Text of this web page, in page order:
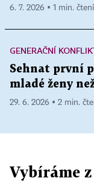
6. 7. 2026 ▪ 1 min. čtení
GENERAČNÍ
Sehnat první
mladé ženy
29. 6. 2026 ▪ 2 min.
Vybíráme